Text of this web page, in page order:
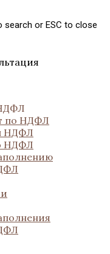
search or ESC to close
по НДФЛ
НДФЛ
НДФЛ